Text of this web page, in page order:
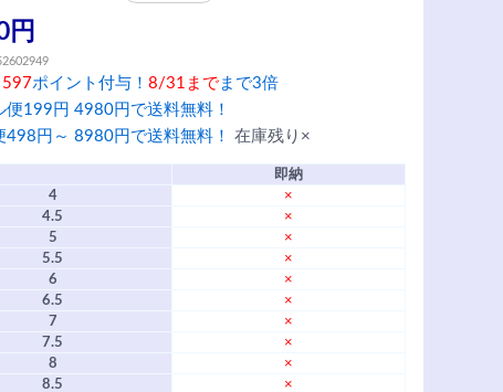
円
597ポイント付与！ 8/31まで まで3倍
便199円 4980円で送料無料！
498円～ 8980円で送料無料！ 在庫残り×
即納
4
×
4.5
×
5
×
5.5
×
6
×
6.5
×
7
×
7.5
×
8
×
8.5
×